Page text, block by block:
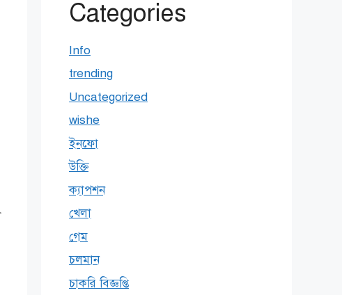
Categories
Info
trending
Uncategorized
wishe
ইনফো
উক্তি
ক্যাপশন
খেলা
গেম
চলমান
চাকরি বিজ্ঞপ্তি